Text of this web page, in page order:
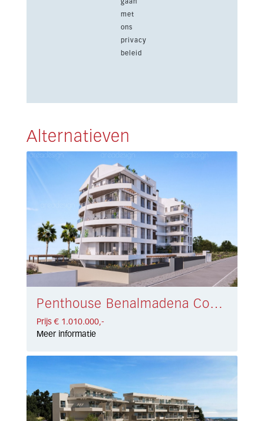
met
ons
privacy
beleid
Alternatieven
Penthouse Benalmadena Costa € 1.010.000,-
Prijs € 1.010.000,-
Meer informatie